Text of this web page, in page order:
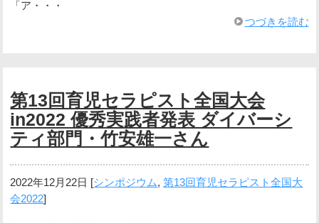
「ア・・・
つづきを読む
第13回育児セラピスト全国大会
in2022 優秀実践者発表 ダイバーシ
ティ部門・竹安雄一さん
2022年12月22日 [シンポジウム,第13回育児セラピスト全国大
会2022]